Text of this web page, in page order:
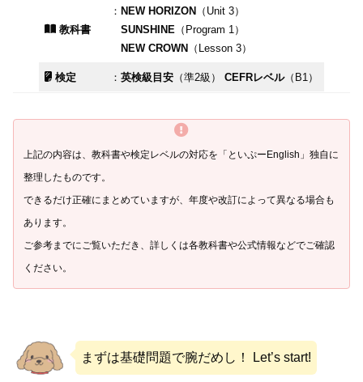
教科書
： NEW HORIZON（Unit 3）
SUNSHINE （Program 1）
NEW CROWN（Lesson 3）
検定 ： 英検級目安（準2級） CEFRレベル（B1）
上記の内容は、教科書や検定レベルの対応を「といぷーEnglish」独自に
整理したものです。
できるだけ正確にまとめていますが、年度や改訂によって異なる場合も
あります。
ご参考までにご覧いただき、詳しくは各教科書や公式情報などでご確認
ください。
まずは基礎問題で腕だめし！ Let’s start!